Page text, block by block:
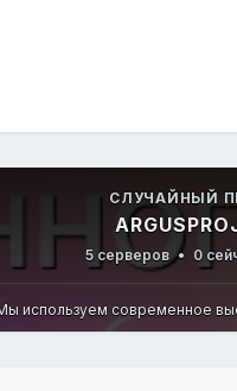
СЛУЧАЙНЫЙ
5 серверов • 0
используем современное